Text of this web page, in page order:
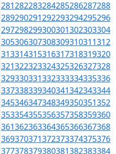
281282283284285286287288
289290291292293294295296
297298299300301302303304
305306307308309310311312
313314315316317318319320
321322323324325326327328
329330331332333334335336
337338339340341342343344
345346347348349350351352
353354355356357358359360
361362363364365366367368
369370371372373374375376
377378379380381382383384